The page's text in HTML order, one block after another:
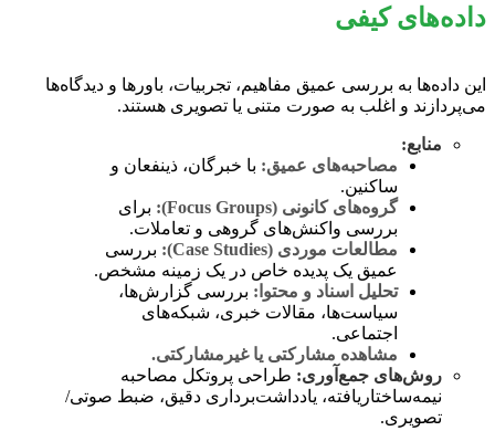
داده‌های کیفی
این داده‌ها به بررسی عمیق مفاهیم، تجربیات، باورها و دیدگاه‌ها
می‌پردازند و اغلب به صورت متنی یا تصویری هستند.
منابع:
مصاحبه‌های عمیق: با خبرگان، ذینفعان و
ساکنین.
گروه‌های کانونی (Focus Groups):
برای
بررسی واکنش‌های گروهی و تعاملات.
مطالعات موردی (Case Studies):
بررسی
عمیق یک پدیده خاص در یک زمینه مشخص.
تحلیل اسناد و محتوا: بررسی گزارش‌ها،
سیاست‌ها، مقالات خبری، شبکه‌های
اجتماعی.
مشاهده مشارکتی یا غیرمشارکتی.
روش‌های جمع‌آوری: طراحی پروتکل مصاحبه
نیمه‌ساختاریافته، یادداشت‌برداری دقیق، ضبط صوتی/
تصویری.